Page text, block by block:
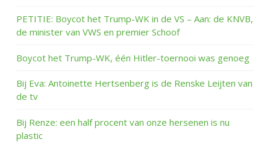
PETITIE: Boycot het Trump-WK in de VS – Aan: de KNVB,
de minister van VWS en premier Schoof
Boycot het Trump-WK, één Hitler-toernooi was genoeg
Bij Eva: Antoinette Hertsenberg is de Renske Leijten van
de tv
Bij Renze: een half procent van onze hersenen is nu
plastic